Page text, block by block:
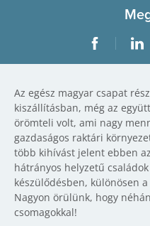
Az egész magyar csapat
kiszállításban, még az
örömteli volt, ami nagy
gazdaságos raktári
több kihívást jelent ebben
hátrányos helyzetű
készülődésben, különösen
Nagyon örülünk, hogy
csomagokkal!